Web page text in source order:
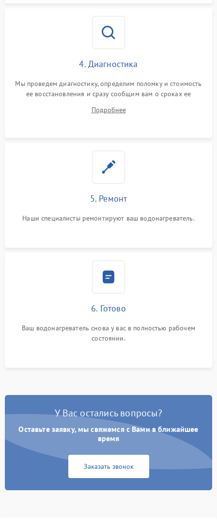
4. Диагностика
Мы проведем диагностику, определим поломку и стоимость
ее восстановления и сразу сообщим вам о сроках ее
Подробнее
5. Ремонт
Наши специалисты ремонтируют ваш водонагреватель.
6. Готово
Ваш водонагреватель снова у вас в полностью рабочем
состоянии.
У Вас остались вопросы?
Оставьте заявку, мы свяжемся с Вами в ближайшее
время
Заказать звонок